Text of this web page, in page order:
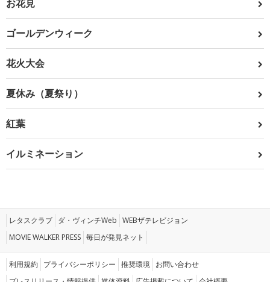
お花見
ゴールデンウィーク
花火大会
夏休み（夏祭り）
紅葉
イルミネーション
レタスクラブ ダ・ヴィンチWeb WEBザテレビジョン
MOVIE WALKER PRESS 毎日が発見ネット
利用規約 プライバシーポリシー 推奨環境 お問い合わせ